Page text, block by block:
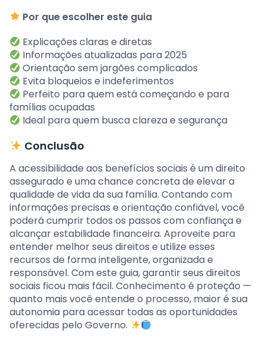
Por que escolher este guia
Explicações claras e diretas
Informações atualizadas para 2025
Orientação sem jargões complicados
Evita bloqueios e indeferimentos
Perfeito para quem está começando e para
famílias ocupadas
Ideal para quem busca clareza e segurança
Conclusão
A acessibilidade aos benefícios sociais é um direito
assegurado e uma chance concreta de elevar a
qualidade de vida da sua família. Contando com
informações precisas e orientação confiável, você
poderá cumprir todos os passos com confiança e
alcançar estabilidade financeira. Aproveite para
entender melhor seus direitos e utilize esses
recursos de forma inteligente, organizada e
responsável. Com este guia, garantir seus direitos
sociais ficou mais fácil. Conhecimento é proteção —
quanto mais você entende o processo, maior é sua
autonomia para acessar todas as oportunidades
oferecidas pelo Governo.